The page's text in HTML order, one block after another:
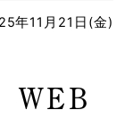
年11月21日(金)
WEB